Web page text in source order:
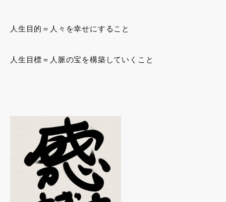
人生目的＝人々を幸せにすること
人生目標＝人脈の宝を構築していくこと